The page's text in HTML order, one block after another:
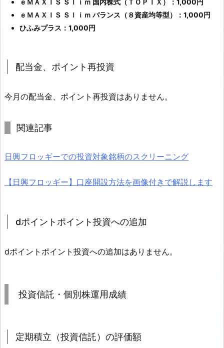
ｅＭＡＸＩＳ Ｓｌｉｍ バランス（８資産均等型）：1,000円
ひふみプラス：1,000円
配当金、ポイント再投資
今月の配当金、ポイント再投資はありません。
関連記事
日興フロッギーでの投資対象銘柄のスクリーニング
【日興フロッギー】口座開設方法を画像付きで解説します
dポイントポイント投資への追加
dポイントポイント投資への追加はありません。
投資信託・個別株運用成績
定期積立（投資信託）の評価額